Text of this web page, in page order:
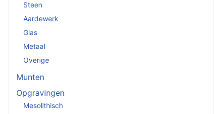
Steen
Aardewerk
Glas
Metaal
Overige
Munten
Opgravingen
Mesolithisch